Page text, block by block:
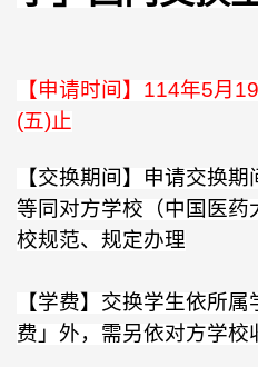
【申请时间】 114年5月 19
(五)止
【交换期间】申请交换
等同对方学校（中国医药
校规范、规定办理
【学费】交换学生依所
费」外，需另依对方学校